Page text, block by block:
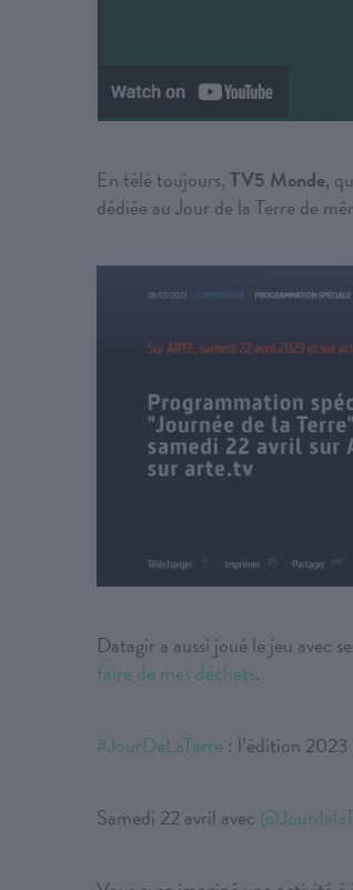
En télé toujours,TV5 Monde,
dédiée au Jour de la Terre de
Datagir a aussi joué le jeu avec
faire de mes déchets.
#JourDeLaTerre : l’édition 2023
Samedi 22 avril avec